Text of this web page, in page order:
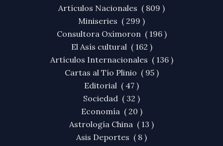
Artículos Nacionales ( 809 )
Miniseries ( 299 )
Consultora Oxímoron ( 196 )
El Asís cultural ( 162 )
Artículos Internacionales ( 136 )
Cartas al Tío Plinio ( 95 )
Editorial ( 47 )
Sociedad ( 32 )
Economía ( 20 )
Astrología China ( 13 )
Asis Deportes ( 8 )